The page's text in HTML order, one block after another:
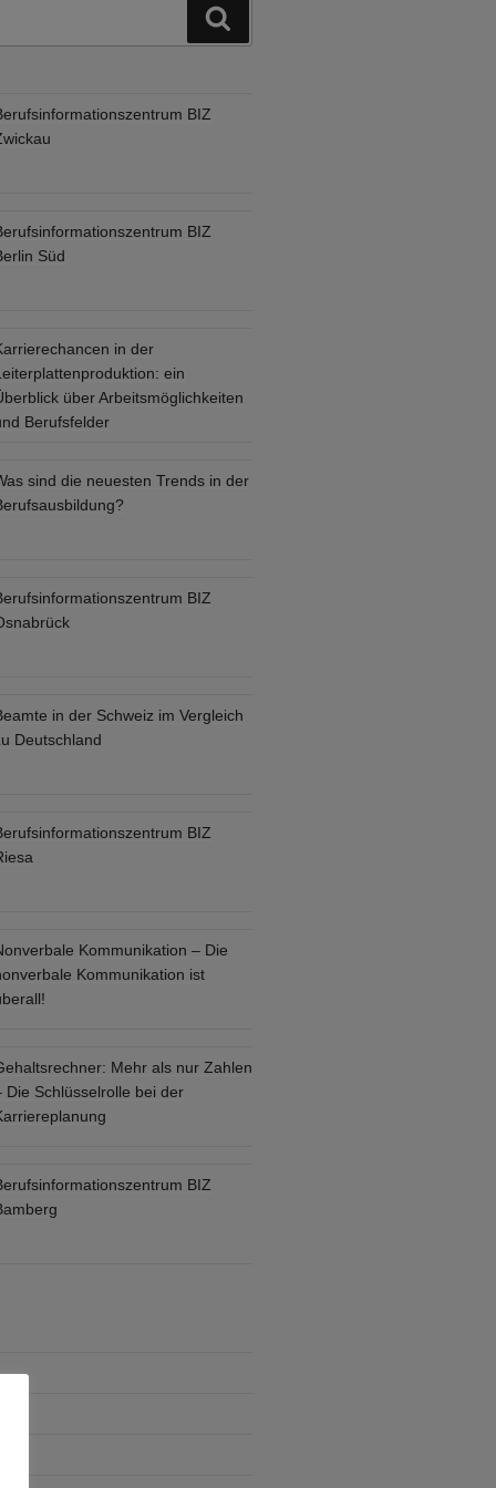
BIZ
BIZ
Süd
in der
ein
über Arbeitsmöglichkeiten
Berufsfelder
sind die neuesten Trends in der
BIZ
in der Schweiz im Vergleich
Deutschland
BIZ
Kommunikation – Die
Kommunikation ist
Mehr als nur Zahlen
Die Schlüsselrolle bei der
BIZ